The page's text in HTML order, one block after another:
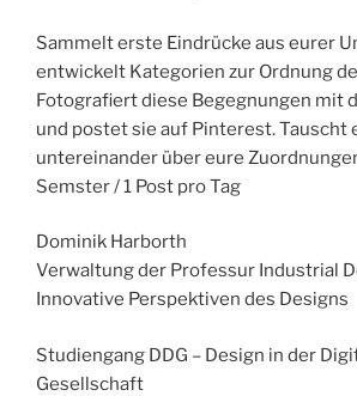
Sammelt erste Eindrücke aus eurer
entwickelt Kategorien zur Ordnung
Fotografiert diese Begegnungen mit
und postet sie auf Pinterest. Tauscht
untereinander über eure
Semster / 1 Post pro Tag
Dominik Harborth
Verwaltung der Professur Industrial
Innovative Perspektiven des Designs
Studiengang DDG – Design in der
Gesellschaft